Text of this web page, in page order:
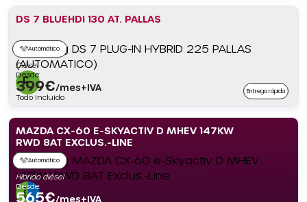
DS 7 BLUEHDI 130 AT. PALLAS
Automático
Diésel
Desde:
399€/mes+IVA
Todo incluido
Entrega rápida
MAZDA CX-60 E-SKYACTIV D MHEV 147KW
RWD 8AT EXCLUS.-LINE
Automático
Híbrido diésel
Desde:
565€/mes+IVA